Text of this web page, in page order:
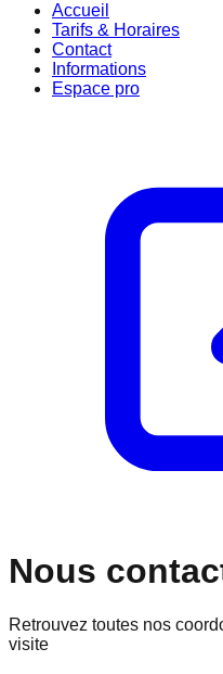
Accueil
Tarifs & Horaires
Contact
Informations
Espace pro
Nous
Retrouvez toutes nos
visite